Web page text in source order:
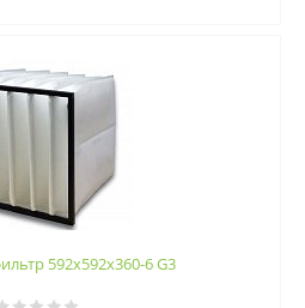
592х592х360-6 G3